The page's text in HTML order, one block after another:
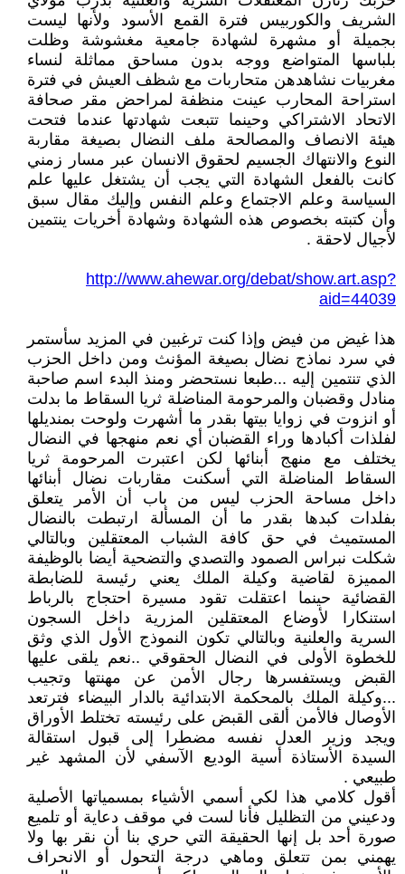
الشريف والكوربيس فترة القمع الأسود ولأنها ليست
بجميلة أو مشهرة لشهادة جامعية مغشوشة وظلت
بلباسها المتواضع ووجه بدون مساحق مماثلة لنساء
مغربيات نشاهدهن متحاربات مع شظف العيش في فترة
استراحة المحارب عينت منظفة لمراحض مقر صحافة
الاتحاد الاشتراكي وحينما تتبعت شهادتها عندما فتحت
هيئة الانصاف والمصالحة ملف النضال بصيغة مقاربة
النوع والانتهاك الجسيم لحقوق الانسان عبر مسار زمني
كانت بالفعل الشهادة التي يجب أن يشتغل عليها علم
السياسة وعلم الاجتماع وعلم النفس وإليك مقال سبق
وأن كتبته بخصوص هذه الشهادة وشهادة أخريات ينتمين
لأجيال لاحقة .
http://www.ahewar.org/debat/show.art.asp?
aid=44039
هذا غيض من فيض وإذا كنت ترغبين في المزيد سأستمر
في سرد نماذج نضال بصيغة المؤنث ومن داخل الحزب
الذي تنتمين إليه ...طبعا نستحضر ومنذ البدء اسم صاحبة
منادل وقضبان والمرحومة المناضلة ثريا السقاط ما بدلت
أو انزوت في زوايا بيتها بقدر ما أشهرت ولوحت بمنديلها
لفلذات أكبادها وراء القضبان أي نعم منهجها في النضال
يختلف مع منهج أبنائها لكن اعتبرت المرحومة ثريا
السقاط المناضلة التي أسكنت مقاربات نضال أبنائها
داخل مساحة الحزب ليس من باب أن الأمر يتعلق
بفلدات كبدها بقدر ما أن المسألة ارتبطت بالنضال
المستميث في حق كافة الشباب المعتقلين وبالتالي
شكلت نبراس الصمود والتصدي والتضحية أيضا بالوظيفة
المميزة لقاضية وكيلة الملك يعني رئيسة للضابطة
القضائية حينما اعتقلت تقود مسيرة احتجاج بالرباط
استنكارا لأوضاع المعتقلين المزرية داخل السجون
السرية والعلنية وبالتالي تكون النموذج الأول الذي وثق
للخطوة الأولى في النضال الحقوقي ..نعم يلقى عليها
القبض ويستفسرها رجال الأمن عن مهنتها وتجيب
...وكيلة الملك بالمحكمة الابتدائية بالدار البيضاء فترتعد
الأوصال فالأمن ألقى القبض على رئيسته تختلط الأوراق
ويجد وزير العدل نفسه مضطرا إلى قبول استقالة
السيدة الأستاذة أسية الوديع الآسفي لأن المشهد غير
طبيعي .
أقول كلامي هذا لكي أسمي الأشياء بمسمياتها الأصلية
ودعيني من التظليل فأنا لست في موقف دعاية أو تلميع
صورة أحد بل إنها الحقيقة التي حري بنا أن نقر بها ولا
يهمني بمن تتعلق وماهي درجة التحول أو الانحراف